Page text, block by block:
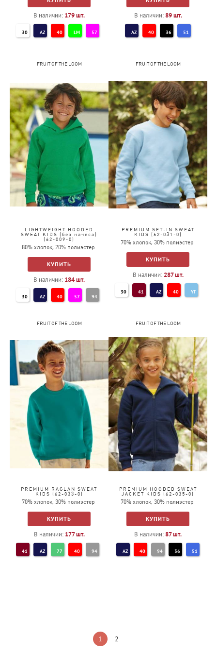
В наличии: 179шт.
30 AZ 40 LM 57
В наличии:89шт.
AZ 40 36 51
FRUIT OF THE LOOM
LIGHTWEIGHT HOODED
SWEAT KIDS (без начеса)
(62-009-0)
80% хлопок, 20% полиэстер
КУПИТЬ
В наличии: 184шт.
30 AZ 40 57 94
FRUIT OF THE LOOM
PREMIUM SET-IN SWEAT
KIDS (62-031-0)
70% хлопок, 30% полиэстер
КУПИТЬ
В наличии:287шт.
30 41 AZ 40 YT
FRUIT OF THE LOOM
PREMIUM RAGLAN SWEAT
KIDS (62-033-0)
70% хлопок, 30% полиэстер
КУПИТЬ
В наличии: 177шт.
41 AZ 77 40 94
FRUIT OF THE LOOM
PREMIUM HOODED SWEAT
JACKET KIDS (62-035-0)
70% хлопок, 30% полиэстер
КУПИТЬ
В наличии:87шт.
AZ 40 94 36 51
1 2